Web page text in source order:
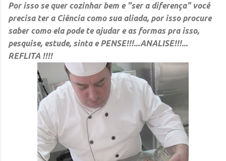
Por isso se quer cozinhar bem e "ser a diferença"você
precisa ter a Ciência como sua aliada, por isso procure
saber como ela pode te ajudar e as formas pra isso,
pesquise, estude, sinta e PENSE!!!...ANALISE!!!...
REFLITA !!!!